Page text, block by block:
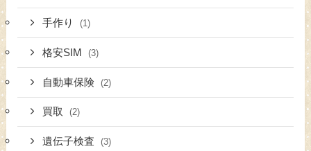
手作り (1)
格安SIM (3)
自動車保険 (2)
買取 (2)
遺伝子検査 (3)